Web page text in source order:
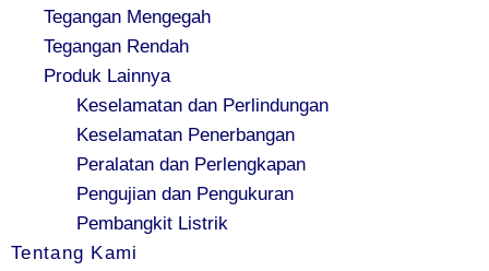
Tegangan Mengegah
Tegangan Rendah
Produk Lainnya
Keselamatan dan Perlindungan
Keselamatan Penerbangan
Peralatan dan Perlengkapan
Pengujian dan Pengukuran
Pembangkit Listrik
Tentang Kami